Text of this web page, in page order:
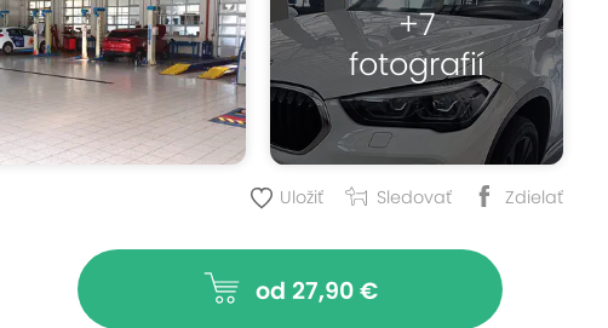
+7
fotografií
Uložiť Sledovať Zdielať
od 27,90 €